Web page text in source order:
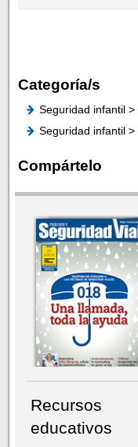
Categoría/s
Seguridad infantil >
Seguridad infantil >
Compártelo
Recursos
educativos